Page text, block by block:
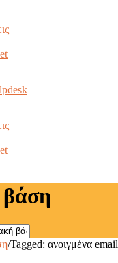
/Tagged: ανοιγμένα email